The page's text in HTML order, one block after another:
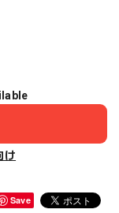
け
Save